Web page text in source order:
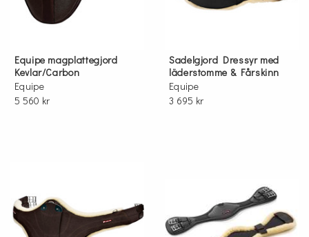
Equipe magplattegjord
Kevlar/Carbon
Equipe
5 560 kr
Sadelgjord Dressyr med
läderstomme & Fårskinn
Equipe
3 695 kr